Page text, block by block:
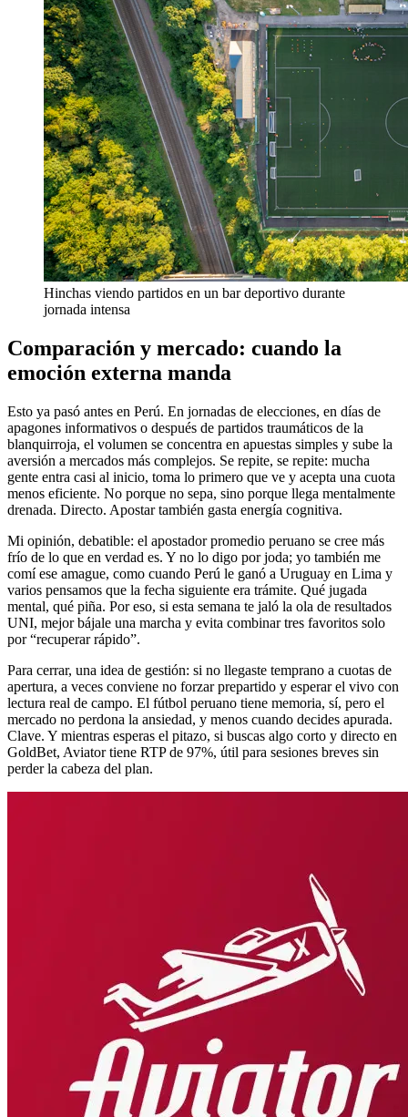
Hinchas viendo partidos en un bar deportivo durante
jornada intensa
Comparación y mercado: cuando la
emoción externa manda
Esto ya pasó antes en Perú. En jornadas de elecciones, en días de
apagones informativos o después de partidos traumáticos de la
blanquirroja, el volumen se concentra en apuestas simples y sube la
aversión a mercados más complejos. Se repite, se repite: mucha
gente entra casi al inicio, toma lo primero que ve y acepta una cuota
menos eficiente. No porque no sepa, sino porque llega mentalmente
drenada. Directo. Apostar también gasta energía cognitiva.
Mi opinión, debatible: el apostador promedio peruano se cree más
frío de lo que en verdad es. Y no lo digo por joda; yo también me
comí ese amague, como cuando Perú le ganó a Uruguay en Lima y
varios pensamos que la fecha siguiente era trámite. Qué jugada
mental, qué piña. Por eso, si esta semana te jaló la ola de resultados
UNI, mejor bájale una marcha y evita combinar tres favoritos solo
por “recuperar rápido”.
Para cerrar, una idea de gestión: si no llegaste temprano a cuotas de
apertura, a veces conviene no forzar prepartido y esperar el vivo con
lectura real de campo. El fútbol peruano tiene memoria, sí, pero el
mercado no perdona la ansiedad, y menos cuando decides apurada.
Clave. Y mientras esperas el pitazo, si buscas algo corto y directo en
GoldBet, Aviator tiene RTP de 97%, útil para sesiones breves sin
perder la cabeza del plan.